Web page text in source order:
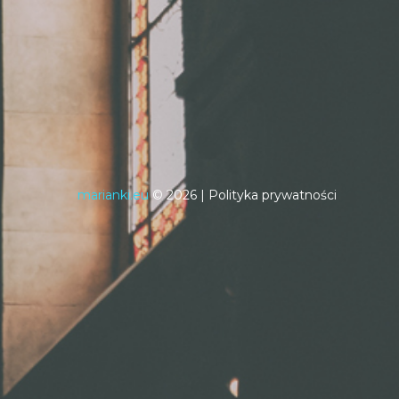
marianki.eu ©2026 Polityka prywatności